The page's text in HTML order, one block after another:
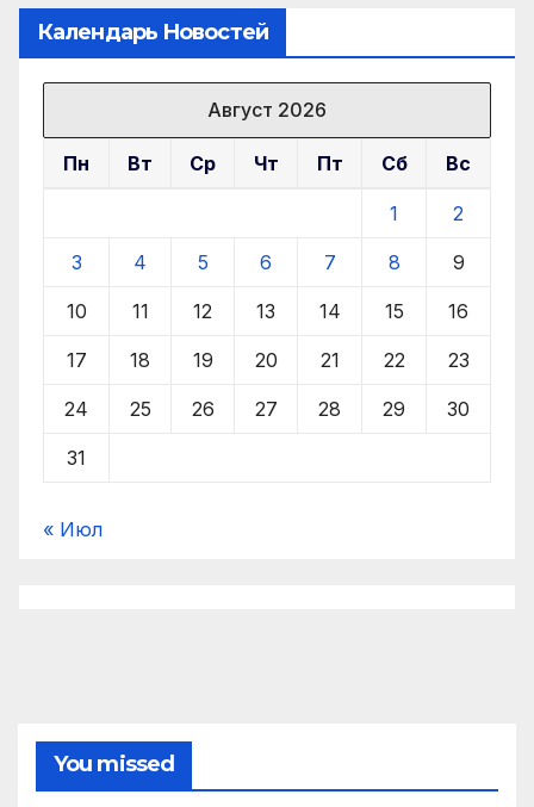
Календарь Новостей
Август 2026
Пн Вт Ср Чт Пт Сб Вс
1 2
3 4 5 6 7 8 9
10 11 12 13 14 15 16
17 18 19 20 21 22 23
24 25 26 27 28 29 30
31
« Июл
You missed